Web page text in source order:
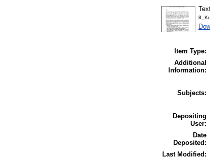
Item Type:
Additional
Information:
Subjects:
Depositing
User:
Date
Deposited:
Last Modified: